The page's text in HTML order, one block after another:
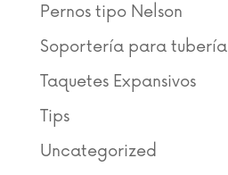
Pernos tipo Nelson
Soportería para tubería
Taquetes Expansivos
Tips
Uncategorized